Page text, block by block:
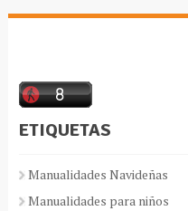
ETIQUETAS
Manualidades Navideñas
Manualidades para niños